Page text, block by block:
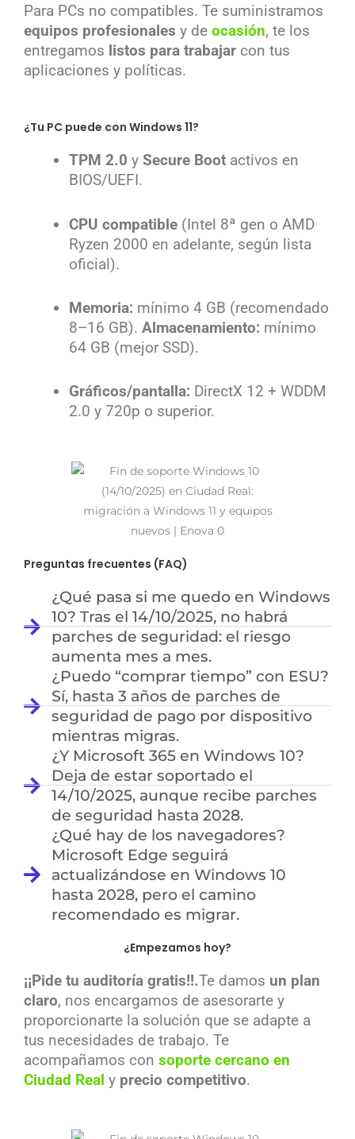
Para PCs no compatibles. Te suministramos
equipos profesionales y de ocasión, te los
entregamos listos para trabajar con tus
aplicaciones y políticas.
¿Tu PC puede con Windows 11?
TPM 2.0 y Secure Boot activos en
BIOS/UEFI.
CPU compatible (Intel 8ª gen o AMD
Ryzen 2000 en adelante, según lista
oficial).
Memoria: mínimo 4 GB (recomendado
8–16 GB). Almacenamiento: mínimo
64 GB (mejor SSD).
Gráficos/pantalla: DirectX 12 + WDDM
2.0 y 720p o superior.
Preguntas frecuentes (FAQ)
¿Qué pasa si me quedo en Windows
10? Tras el 14/10/2025, no habrá
parches de seguridad: el riesgo
aumenta mes a mes.
¿Puedo “comprar tiempo” con ESU?
Sí, hasta 3 años de parches de
seguridad de pago por dispositivo
mientras migras.
¿Y Microsoft 365 en Windows 10?
Deja de estar soportado el
14/10/2025, aunque recibe parches
de seguridad hasta 2028.
¿Qué hay de los navegadores?
Microsoft Edge seguirá
actualizándose en Windows 10
hasta 2028, pero el camino
recomendado es migrar.
¿Empezamos hoy?
¡¡Pide tu auditoría gratis!!.Te damos un plan
claro, nos encargamos de asesorarte y
proporcionarte la solución que se adapte a
tus necesidades de trabajo. Te
acompañamos con soporte cercano en
Ciudad Real y precio competitivo.